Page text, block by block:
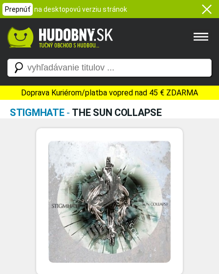
Prepnúť na desktopovú verziu stránok
Doprava Kuriérom/platba vopred nad 45 € ZDARMA
STIGMHATE- THE SUN COLLAPSE